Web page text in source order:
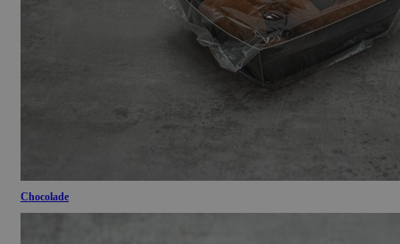
Chocolade